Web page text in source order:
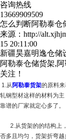
咨询热线
13669909509
怎么判断阿勒泰仓
来源：http://
15 20:11:00
新疆昊嘉明逸仓储
阿勒泰仓储货架,
关注！
1.从 阿勒泰货架的原料
轧钢型材这样的材料为
靠谱的厂家就定心多了。
2.从货架的的结构上，
否多且均匀，货架折弯